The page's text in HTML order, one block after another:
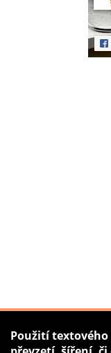
Použití